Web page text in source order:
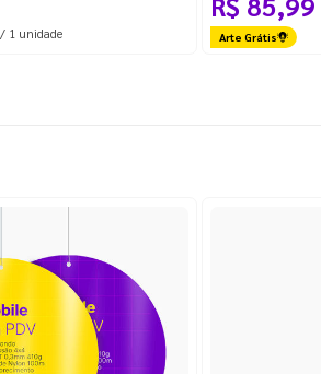
/ 1 unidade Arte Grátis